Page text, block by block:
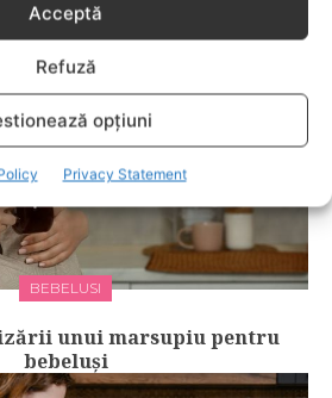
Acceptă
Refuză
opțiuni
Privacy Statement
BEBELUSI
unui marsupiu pentru
bebeluși